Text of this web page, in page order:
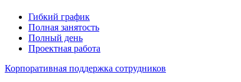
Гибкий график
Полная занятость
Полный день
Проектная работа
Корпоративная поддержка сотрудников